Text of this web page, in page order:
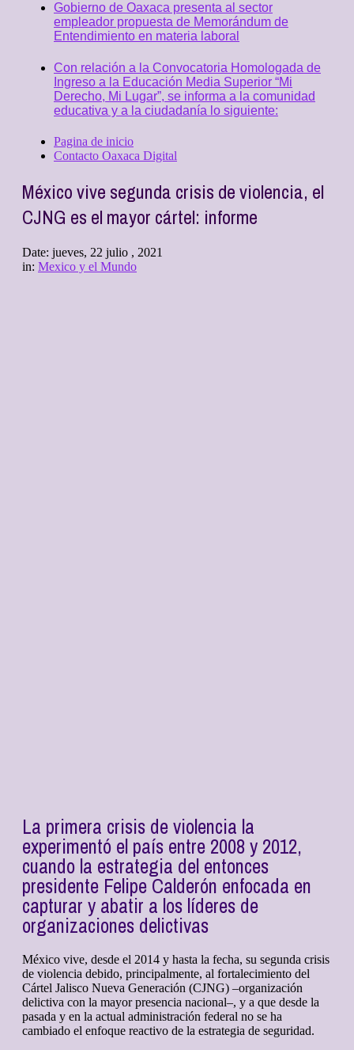
Gobierno de Oaxaca presenta al sector
empleador propuesta de Memorándum de
Entendimiento en materia laboral
Con relación a la Convocatoria Homologada de
Ingreso a la Educación Media Superior “Mi
Derecho, Mi Lugar”, se informa a la comunidad
educativa y a la ciudadanía lo siguiente:
Pagina de inicio
Contacto Oaxaca Digital
México vive segunda crisis de violencia, el
CJNG es el mayor cártel: informe
Date: jueves, 22 julio , 2021
in: Mexico y el Mundo
La primera crisis de violencia la
experimentó el país entre 2008 y 2012,
cuando la estrategia del entonces
presidente Felipe Calderón enfocada en
capturar y abatir a los líderes de
organizaciones delictivas
México vive, desde el 2014 y hasta la fecha, su segunda crisis
de violencia debido, principalmente, al fortalecimiento del
Cártel Jalisco Nueva Generación (CJNG) –organización
delictiva con la mayor presencia nacional–, y a que desde la
pasada y en la actual administración federal no se ha
cambiado el enfoque reactivo de la estrategia de seguridad.